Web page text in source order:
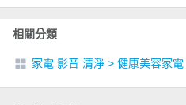
相關分類
家電 影音 清淨 > 健康美容家電